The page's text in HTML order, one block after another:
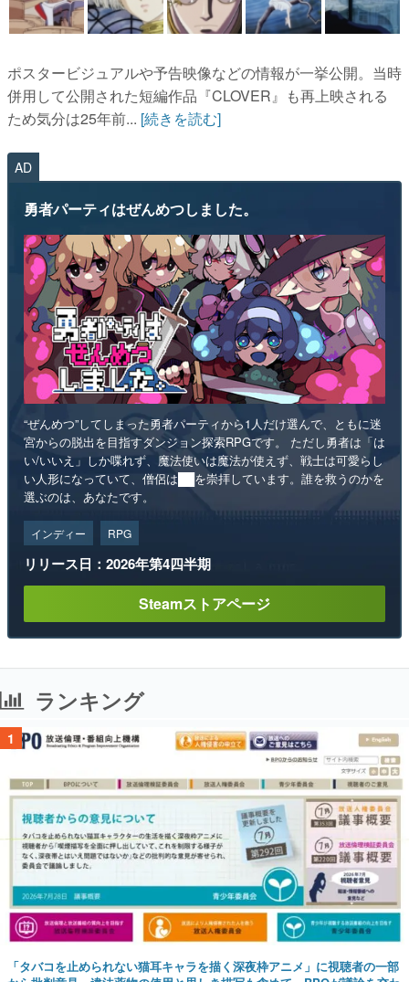
ポスタービジュアルや予告映像などの情報が一挙公開。当時
併用して公開された短編作品『CLOVER』も再上映される
ため気分は25年前... [続きを読む]
AD
勇者パーティはぜんめつしました。
“ぜんめつ”してしまった勇者パーティから1人だけ選んで、ともに迷
宮からの脱出を目指すダンジョン探索RPGです。 ただし勇者は「は
い/いいえ」しか喋れず、魔法使いは魔法が使えず、戦士は可愛らし
い人形になっていて、僧侶は██を崇拝しています。誰を救うのかを
選ぶのは、あなたです。
インディー RPG
リリース日：2026年第4四半期
Steamストアページ
ランキング
1
「タバコを止められない猫耳キャラを描く深夜枠アニメ」に視聴者の一部